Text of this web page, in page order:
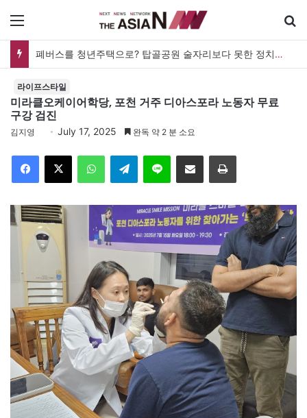
메뉴
폐버스를 청년주택으로? 탑골공원 술자리보다 못한 정치의 상상력
라이프스타일
미라클오케이어학당, 포천 거주 디아스포라 노동자 무료
구강 검진
김지영 July 17, 2025 완독 약 2 분 소요
Facebook
X WhatsAppTelegramLine 이메일 인쇄